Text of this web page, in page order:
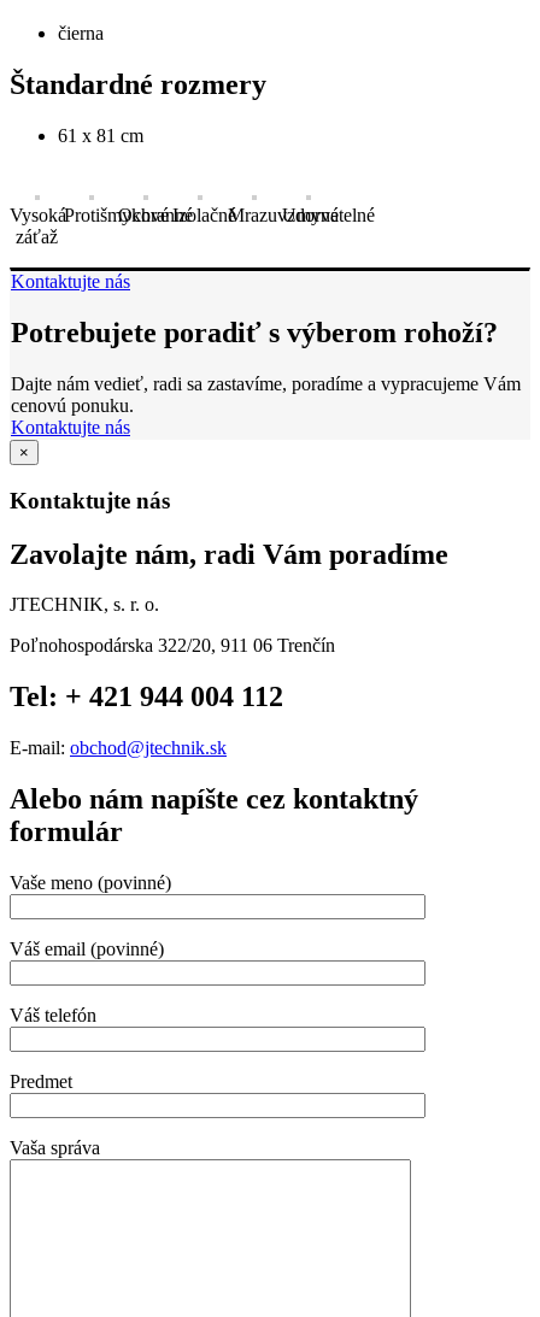
čierna
Štandardné rozmery
61 x 81 cm
Vysoká
záťaž
Protišmykové
OchrannéIzolačnéMrazuvzdorné
Umyvatelné
Kontaktujte nás
Potrebujete poradiť s výberom rohoží?
Dajte nám vedieť, radi sa zastavíme, poradíme a vypracujeme Vám
cenovú ponuku.
Kontaktujte nás
×
Kontaktujte nás
Zavolajte nám, radi Vám poradíme
JTECHNIK, s. r. o.
Poľnohospodárska 322/20, 911 06 Trenčín
Tel: + 421 944 004 112
E-mail: obchod@jtechnik.sk
Alebo nám napíšte cez kontaktný
formulár
Vaše meno (povinné)
Váš email (povinné)
Váš telefón
Predmet
Vaša správa